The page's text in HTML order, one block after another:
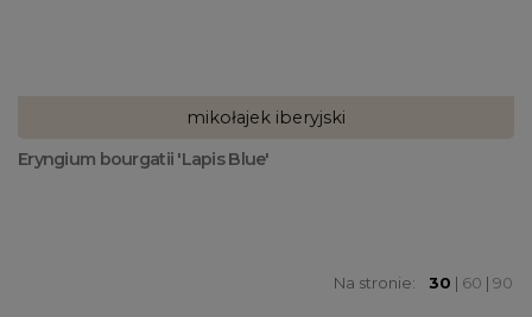
mikołajek iberyjski
Eryngium bourgatii 'Lapis Blue'
Na stronie: 30 | 60 | 90